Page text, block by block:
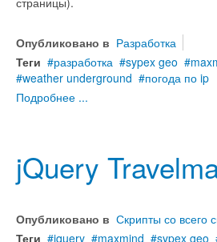
Опубликовано в Разработка
Теги
разработка sypex geo
weather underground
погода по ip
Подробнее ...
jQuery
Опубликовано в Скрипты со всего
Теги
jquery maxmind sypex geo